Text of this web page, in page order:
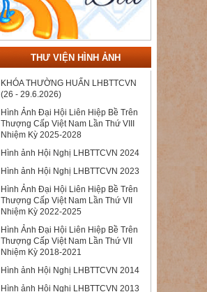
THƯ VIỆN HÌNH ẢNH
KHÓA THƯỜNG HUẤN LHBTTCVN
(26 - 29.6.2026)
Hình Ảnh Đại Hội Liên Hiệp Bề Trên
Thượng Cấp Việt Nam Lần Thứ VIII
Nhiệm Kỳ 2025-2028
Hình ảnh Hội Nghị LHBTTCVN 2024
Hình ảnh Hội Nghị LHBTTCVN 2023
Hình Ảnh Đại Hội Liên Hiệp Bề Trên
Thượng Cấp Việt Nam Lần Thứ VII
Nhiệm Kỳ 2022-2025
Hình Ảnh Đại Hội Liên Hiệp Bề Trên
Thượng Cấp Việt Nam Lần Thứ VII
Nhiệm Kỳ 2018-2021
Hình ảnh Hội Nghị LHBTTCVN 2014
Hình ảnh Hội Nghị LHBTTCVN 2013